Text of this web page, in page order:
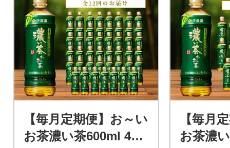
【毎月定期便】お～い
お茶濃い茶600ml 48
【毎月
お茶濃